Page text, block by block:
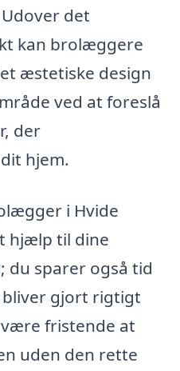
Udover det
kan brolæggere
æstetiske design
ved at foreslå
der
hjem.
i Hvide
hjælp til dine
sparer også tid
bliver gjort rigtigt
fristende at
uden den rette